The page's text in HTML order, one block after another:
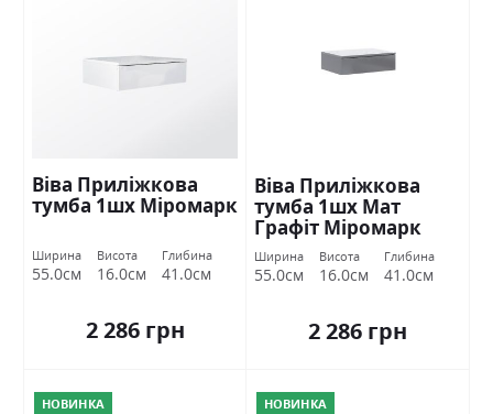
Віва Приліжкова
тумба 1шх Міромарк
Ширина
55.0см
Висота
16.0см
Глибина
41.0см
2 286 грн
Віва Приліжкова
тумба 1шх Мат
Графіт Міромарк
Ширина
55.0см
Висота
16.0см
Глибина
41.0см
2 286 грн
НОВИНКА НОВИНКА